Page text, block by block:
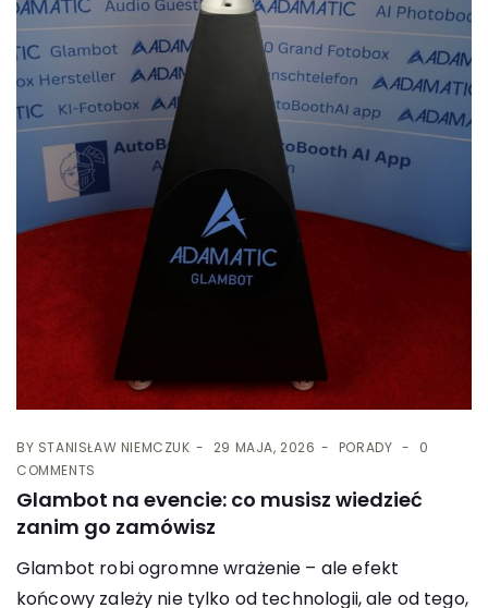
BY STANISŁAW NIEMCZUK 29 MAJA, 2026 PORADY
0
COMMENTS
Glambot na evencie: co musisz wiedzieć
zanim go zamówisz
Glambot robi ogromne wrażenie – ale efekt
końcowy zależy nie tylko od technologii, ale od tego,